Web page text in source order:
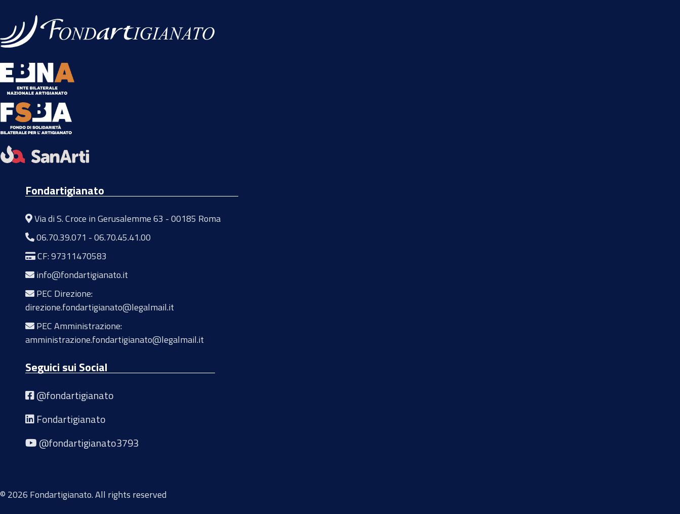
Fondartigianato
Via di S. Croce in Gerusalemme 63 - 00185 Roma
06.70.39.071 -06.70.45.41.00
CF: 97311470583
info@fondartigianato.it
PEC Direzione:
direzione.fondartigianato@legalmail.it
PEC Amministrazione:
amministrazione.fondartigianato@legalmail.it
Seguici sui Social
@fondartigianato
Fondartigianato
@fondartigianato3793
© 2026 Fondartigianato. All rights reserved